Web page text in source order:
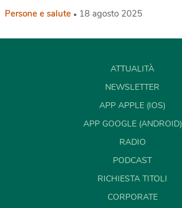
Persone e salute 18 agosto 2025
ATTUALITÀ
NEWSLETTER
APP APPLE (IOS)
APP GOOGLE (ANDROID)
RADIO
PODCAST
RICHIESTA TITOLI
CORPORATE